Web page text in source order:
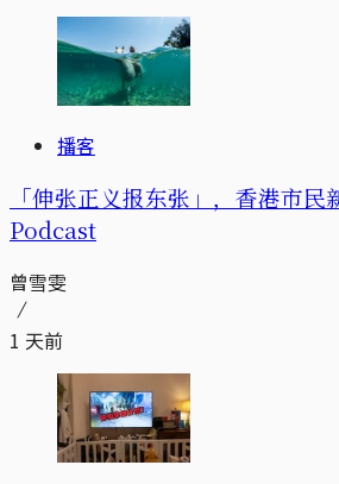
播客
「伸张正义报东张」，香港市民
Podcast
曾雪雯
1 天前